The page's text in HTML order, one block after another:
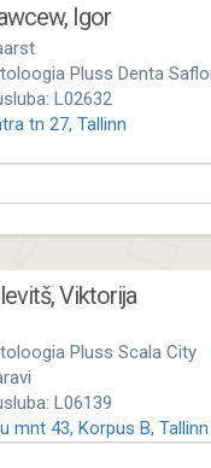
Igor
Pluss Denta
L02632
tn 27, Tallinn
Viktorija
Pluss Scala City
L06139
mnt 43, Korpus B, Tallinn